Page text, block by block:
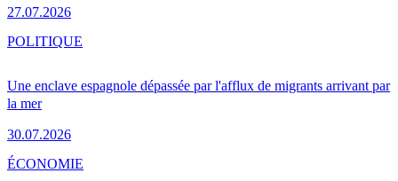
27.07.2026
Une enclave espagnole dépassée par l'afflux de migrants arrivant par
la mer
30.07.2026
POLITIQUE
ÉCONOMIE